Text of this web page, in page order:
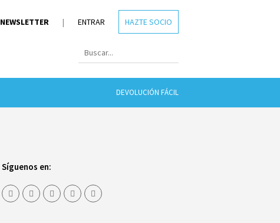
NEWSLETTER | ENTRAR HAZTE SOCIO
DEVOLUCIÓN FÁCIL
Síguenos en: